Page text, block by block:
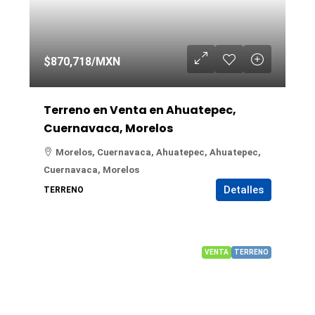
$870,718/MXN
Terreno en Venta en Ahuatepec,
Cuernavaca, Morelos
Morelos, Cuernavaca, Ahuatepec, Ahuatepec,
Cuernavaca, Morelos
TERRENO Detalles
VENTA TERRENO